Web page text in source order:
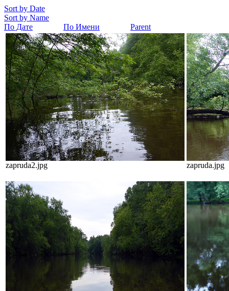
Sort by Date
Sort by Name
По Дате
По Имени Parent
zapruda2.jpg zapruda.jpg